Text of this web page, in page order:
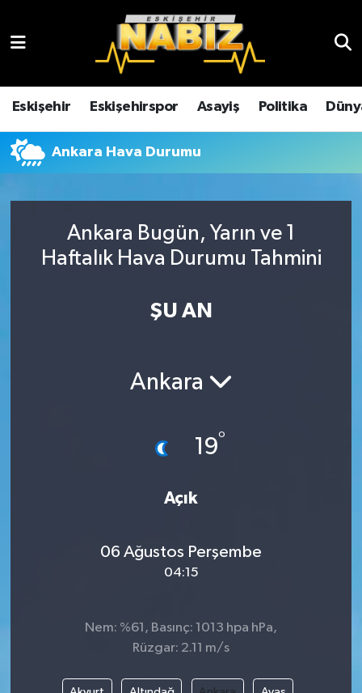
Eskişehir Eskişehirspor Asayiş Politika
Ankara Hava Durumu
Ankara Bugün, Yarın ve 1
Haftalık Hava Durumu Tahmini
ŞU AN
Ankara
19°
Açık
06 Ağustos Perşembe
04:15
Nem: %61, Basınç: 1013 hpa hPa,
Rüzgar: 2.11 m/s
Çevre
Dünya
Ekonomi
Eskişehir
Yaşam
Eskişehir Hava Durumu
Eskişehir Trafik Yoğunluk Haritası
TFF 3.Lig 4.Grup Puan Durumu ve Fikstür
Son Dakika Haberleri
Haber Arşivi